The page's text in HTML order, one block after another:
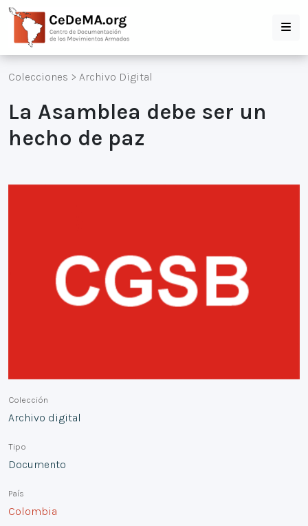
Colecciones > Archivo Digital
La Asamblea debe ser un
hecho de paz
Colección
Archivo digital
Tipo
Documento
País
Colombia